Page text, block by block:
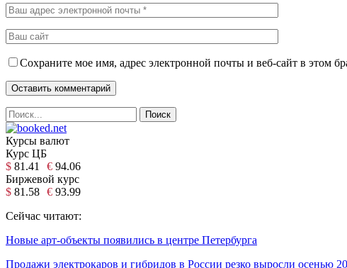
Сохраните мое имя, адрес электронной почты и веб-сайт в этом
Курсы валют
Курс ЦБ
$ 81.41 € 94.06
Биржевой курс
$ 81.58 € 93.99
Сейчас читают:
Новые арт-объекты появились в центре Петербурга
Продажи электрокаров и гибридов в России резко выросли осенью